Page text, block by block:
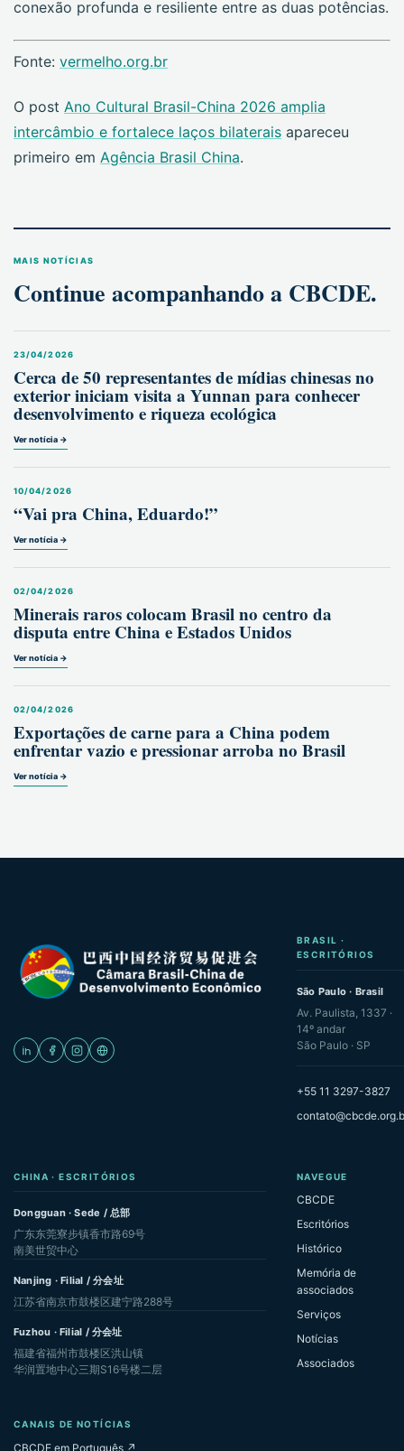
conexão profunda e resiliente entre as duas potências.
Fonte: vermelho.org.br
O post Ano Cultural Brasil-China 2026 amplia
intercâmbio e fortalece laços bilaterais apareceu
primeiro em Agência Brasil China.
MAIS NOTÍCIAS
Continue acompanhando a CBCDE.
23/04/2026
Cerca de 50 representantes de mídias chinesas no
exterior iniciam visita a Yunnan para conhecer
desenvolvimento e riqueza ecológica
Ver notícia →
10/04/2026
“Vai pra China, Eduardo!”
Ver notícia →
02/04/2026
Minerais raros colocam Brasil no centro da
disputa entre China e Estados Unidos
Ver notícia →
02/04/2026
Exportações de carne para a China podem
enfrentar vazio e pressionar arroba no Brasil
Ver notícia →
BRASIL ·
ESCRITÓRIOS
São Paulo · Brasil
Av. Paulista, 1337 ·
14º andar
São Paulo · SP
+55 11 3297-3827
CHINA · ESCRITÓRIOS
Dongguan · Sede / 总部
广东东莞寮步镇香市路69号
南美世贸中心
Nanjing · Filial / 分会址
江苏省南京市鼓楼区建宁路288号
Fuzhou · Filial / 分会址
福建省福州市鼓楼区洪山镇
华润置地中心三期S16号楼二层
NAVEGUE
CBCDE
Escritórios
Histórico
Memória de
associados
Serviços
Notícias
Associados
CANAIS DE NOTÍCIAS
CBCDE em Português ↗